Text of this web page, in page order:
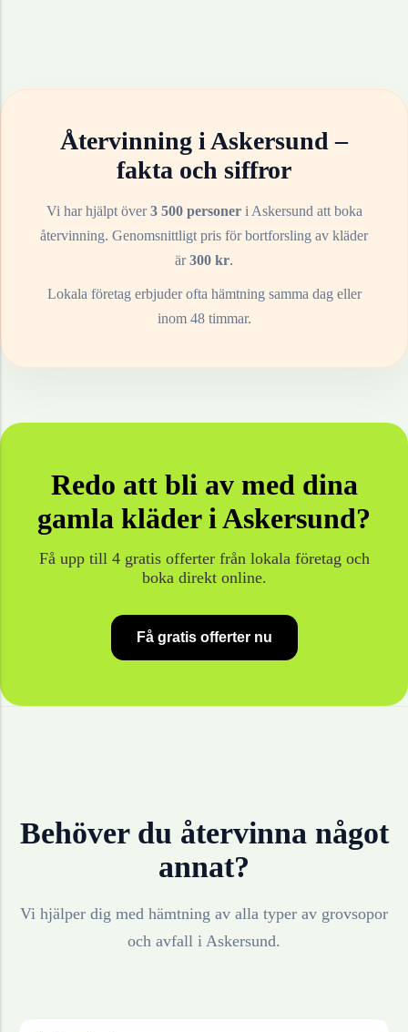
Återvinning iAskersund–
fakta och siffror
Vi har hjälpt över3 500 personeri Askersund att boka
återvinning. Genomsnittligt pris för bortforsling av kläder
är300 kr.
Lokala företag erbjuder ofta hämtning samma dag eller
inom 48 timmar.
Redo att bli av med dina
gamla kläderiAskersund?
Få upp till 4 gratis offerter från lokala företag och
boka direkt online.
Få gratis offerter nu
Behöver du återvinna något
annat?
Vi hjälper dig med hämtning av alla typer av grovsopor
och avfall i Askersund.